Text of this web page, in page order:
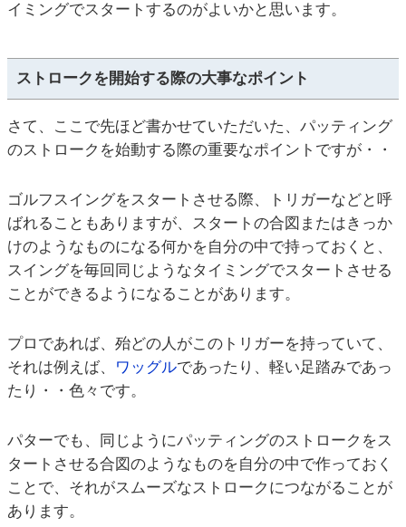
イミングでスタートするのがよいかと思います。
ストロークを開始する際の大事なポイント
さて、ここで先ほど書かせていただいた、パッティング
のストロークを始動する際の重要なポイントですが・・
ゴルフスイングをスタートさせる際、トリガーなどと呼
ばれることもありますが、スタートの合図またはきっか
けのようなものになる何かを自分の中で持っておくと、
スイングを毎回同じようなタイミングでスタートさせる
ことができるようになることがあります。
プロであれば、殆どの人がこのトリガーを持っていて、
それは例えば、
ワッグルであったり、軽い足踏みであっ
たり・・色々です。
パターでも、同じようにパッティングのストロークをス
タートさせる合図のようなものを自分の中で作っておく
ことで、それがスムーズなストロークにつながることが
あります。